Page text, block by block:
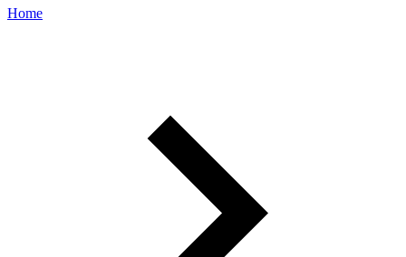
Home